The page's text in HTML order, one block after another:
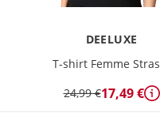
DEELUXE
T-shirt Femme
24,99 €17,49 €